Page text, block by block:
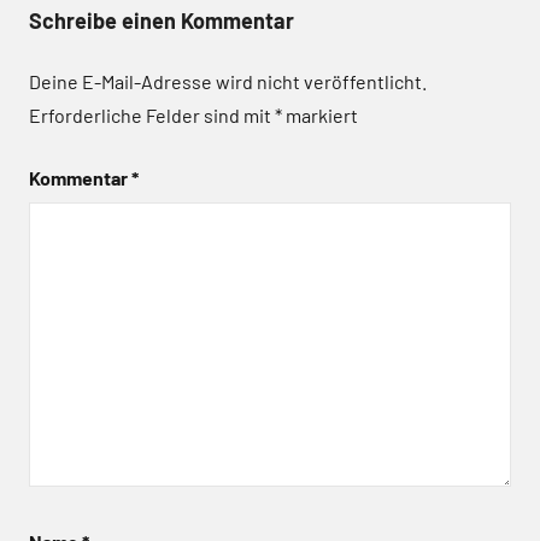
Schreibe einen Kommentar
Deine E-Mail-Adresse wird nicht veröffentlicht.
Erforderliche Felder sind mit * markiert
Kommentar*